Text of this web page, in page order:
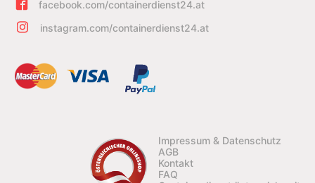
facebook.com/containerdienst24.at
instagram.com/containerdienst24.at
Impressum & Datenschutz
AGB
Kontakt
FAQ